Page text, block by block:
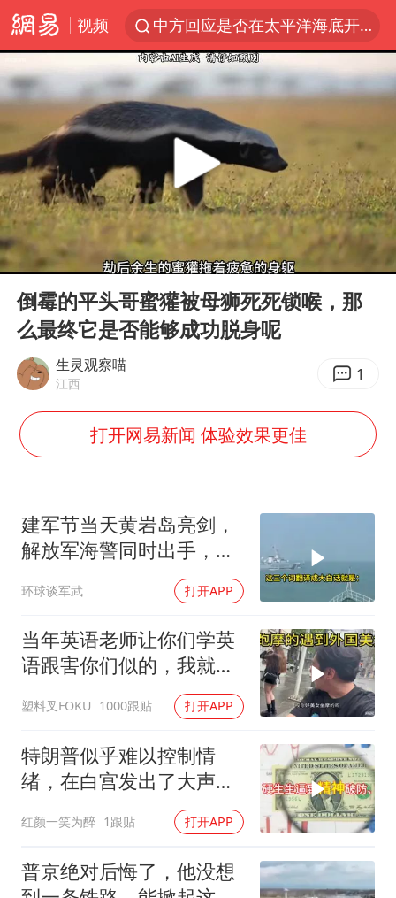
视频
中方回应是否在太平洋海底开采稀土
宇树科技发行价格150.80元/股
泰国一女公务员妆容引争议 本人回应
U17国足1分钟轰2球
贵州轮胎子公司获美国退税8136万
吉林一“温度计大楼”读数爆表
台风白海豚影响中国已成定局
法国将禁止“未经同意的电话营销”
我国编制完成新版全月地质图
感觉全东北都在等7号
奋进开新局 实干挑大梁
Play
00:00 06:41
倒霉的平头哥蜜獾被母狮死死锁喉，那
么最终它是否能够成功脱身呢
生灵观察喵
江西 1
打开网易新闻 体验效果更佳
建军节当天黄岩岛亮剑，
解放军海警同时出手，菲
律宾的挑衅该收场了
环球谈军武 打开APP
当年英语老师让你们学英
语跟害你们似的，我就是
塑料叉FOKU 1000跟贴 打开APP
特朗普似乎难以控制情
绪，在白宫发出了大声咒
红颜一笑为醉 1跟贴 打开APP
普京绝对后悔了，他没想